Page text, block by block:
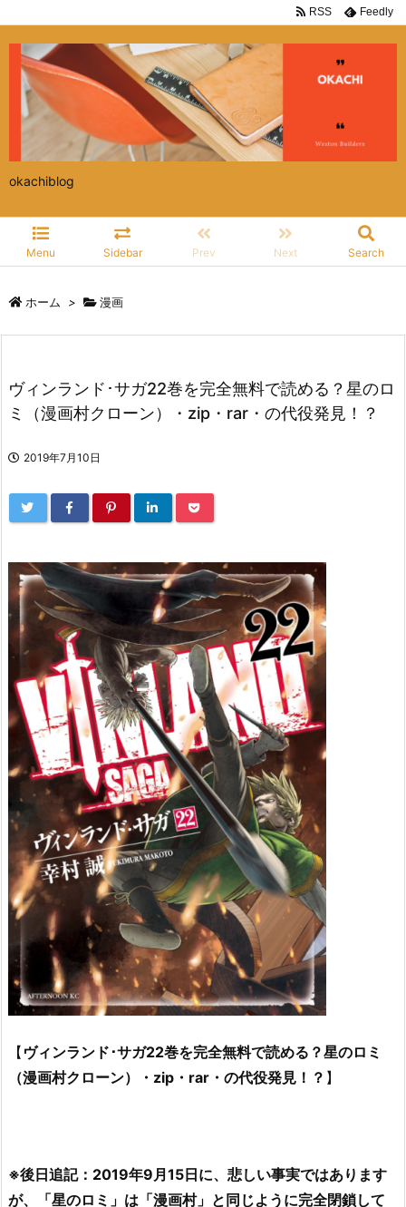
okachiblog
Menu Sidebar Prev Next Search
RSS Feedly
ホーム > 漫画
ヴィンランド･サガ22巻を完全無料で読める？星のロ
ミ（漫画村クローン）・zip・rar・の代役発見！？
2019年7月10日
【 ヴィンランド･サガ22巻を完全無料で読める？星のロミ
（漫画村クローン）・zip・rar・の代役発見！？ 】
※後日追記：2019年9月15日に、悲しい事実ではあります
が、「星のロミ」は「漫画村」と同じように完全閉鎖して